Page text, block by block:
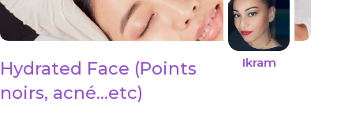
Ikram
Hydrated Face (Points
noirs, acné...etc)